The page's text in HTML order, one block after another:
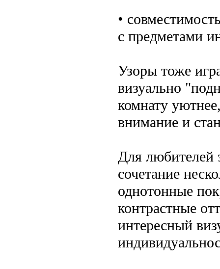
•
с предметами
Узоры тоже
визуально
комнату
внимание и
Для любителей
сочетание
однотонные
контрастные
интересный